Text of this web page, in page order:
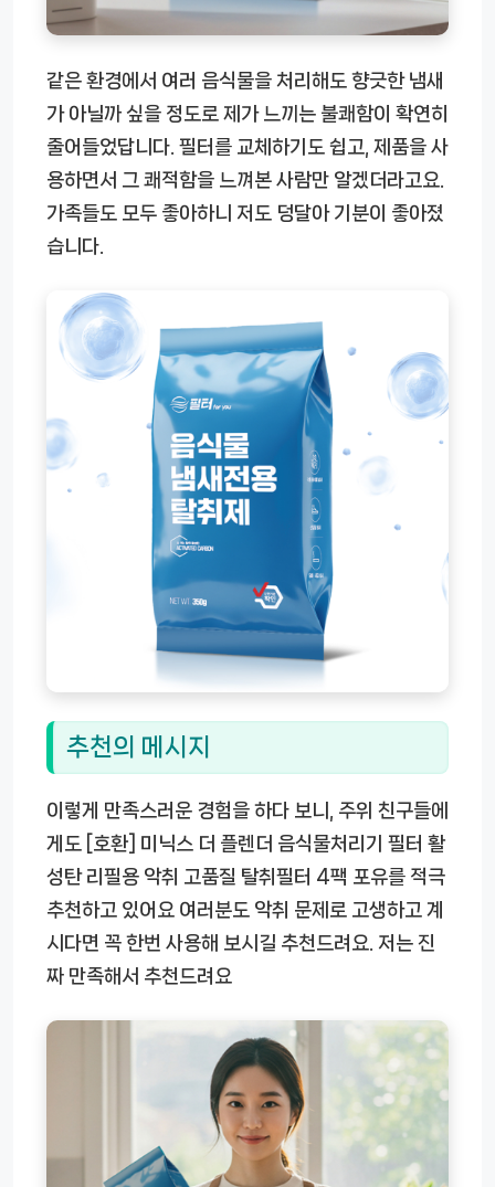
같은 환경에서 여러 음식물을 처리해도 향긋한 냄새
가 아닐까 싶을 정도로 제가 느끼는 불쾌함이 확연히
줄어들었답니다. 필터를 교체하기도 쉽고, 제품을 사
용하면서 그 쾌적함을 느껴본 사람만 알겠더라고요.
가족들도 모두 좋아하니 저도 덩달아 기분이 좋아졌
습니다.
추천의 메시지
이렇게 만족스러운 경험을 하다 보니, 주위 친구들에
게도
[호환] 미닉스 더 플렌더 음식물처리기 필터 활
성탄 리필용 악취 고품질 탈취필터 4팩 포유를 적극
추천하고 있어요 여러분도 악취 문제로 고생하고 계
시다면 꼭 한번 사용해 보시길 추천드려요. 저는 진
짜 만족해서 추천드려요